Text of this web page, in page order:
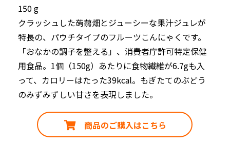
150 g
クラッシュした蒟蒻畑とジューシーな果汁ジュレが
特長の、パウチタイプのフルーツこんにゃくです。
「おなかの調子を整える」、消費者庁許可特定保健
用食品。1個（150g）あたりに食物繊維が6.7gも入
って、カロリーはたった39kcal。もぎたてのぶどう
のみずみずしい甘さを表現しました。
商品のご購入はこちら